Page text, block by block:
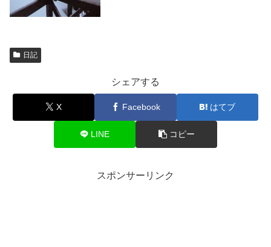
日記
シェアする
X Facebook はてブ
LINE コピー
スポンサーリンク